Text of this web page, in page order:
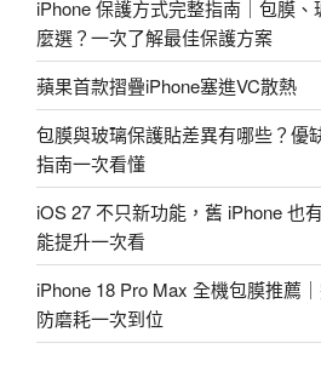
iPhone 保護方式完整指南｜包膜
麼選？一次了解最佳保護方案
蘋果首款摺疊iPhone塞進VC散熱
包膜與玻璃保護貼差異有哪些？優
指南一次看懂
iOS 27 不只新功能，舊 iPhone 也
能提升一次看
iPhone 18 Pro Max 全機包膜推薦
防磨耗一次到位